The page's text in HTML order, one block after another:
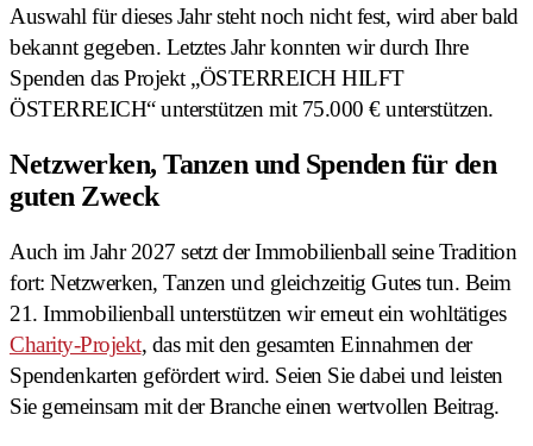
Auswahl für dieses Jahr steht noch nicht fest, wird aber bald
bekannt gegeben. Letztes Jahr konnten wir durch Ihre
Spenden das Projekt „ÖSTERREICH HILFT
ÖSTERREICH“ unterstützen mit 75.000 € unterstützen.
Netzwerken, Tanzen und Spenden für den
guten Zweck
Auch im Jahr 2027 setzt der Immobilienball seine Tradition
fort: Netzwerken, Tanzen und gleichzeitig Gutes tun. Beim
21. Immobilienball unterstützen wir erneut ein wohltätiges
Charity-Projekt, das mit den gesamten Einnahmen der
Spendenkarten gefördert wird. Seien Sie dabei und leisten
Sie gemeinsam mit der Branche einen wertvollen Beitrag.